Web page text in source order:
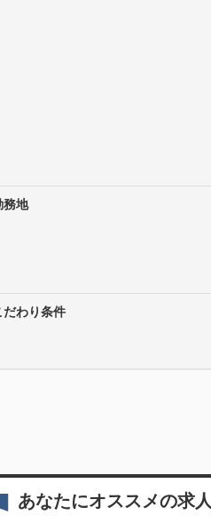
務地
だわり条件
あなたにオススメの求人